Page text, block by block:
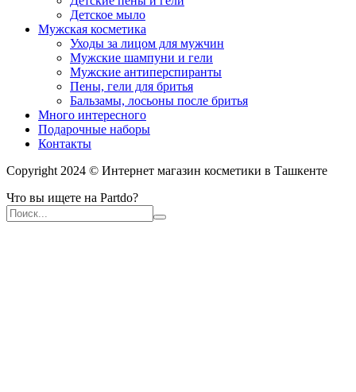
Детское мыло
Мужская косметика
Уходы за лицом для мужчин
Мужские шампуни и гели
Мужские антиперспиранты
Пены, гели для бритья
Бальзамы, лосьоны после бритья
Много интересного
Подарочные наборы
Контакты
Copyright 2024 © Интернет магазин косметики в Ташкенте
Что вы ищете на Partdo?